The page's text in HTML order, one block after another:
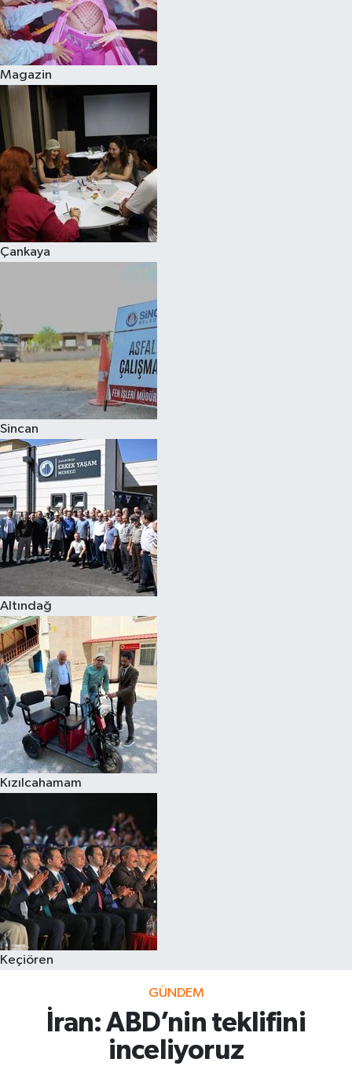
Magazin
Çankaya
Sincan
Altındağ
Kızılcahamam
Keçiören
GÜNDEM
İran: ABD’nin teklifini
inceliyoruz